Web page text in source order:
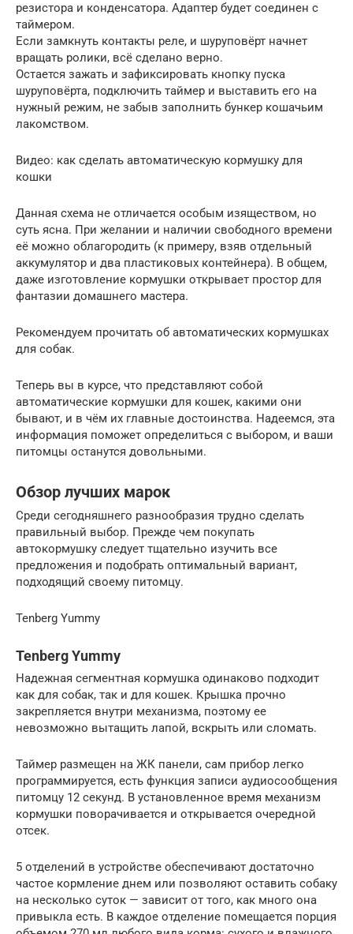
резистора и конденсатора. Адаптер будет соединен с
таймером.
Если замкнуть контакты реле, и шуруповёрт начнет
вращать ролики, всё сделано верно.
Остается зажать и зафиксировать кнопку пуска
шуруповёрта, подключить таймер и выставить его на
нужный режим, не забыв заполнить бункер кошачьим
лакомством.
Видео: как сделать автоматическую кормушку для
кошки
Данная схема не отличается особым изяществом, но
суть ясна. При желании и наличии свободного времени
её можно облагородить (к примеру, взяв отдельный
аккумулятор и два пластиковых контейнера). В общем,
даже изготовление кормушки открывает простор для
фантазии домашнего мастера.
Рекомендуем прочитать об автоматических кормушках
для собак.
Теперь вы в курсе, что представляют собой
автоматические кормушки для кошек, какими они
бывают, и в чём их главные достоинства. Надеемся, эта
информация поможет определиться с выбором, и ваши
питомцы останутся довольными.
Обзор лучших марок
Среди сегодняшнего разнообразия трудно сделать
правильный выбор. Прежде чем покупать
автокормушку следует тщательно изучить все
предложения и подобрать оптимальный вариант,
подходящий своему питомцу.
Tenberg Yummy
Tenberg Yummy
Надежная сегментная кормушка одинаково подходит
как для собак, так и для кошек. Крышка прочно
закрепляется внутри механизма, поэтому ее
невозможно вытащить лапой, вскрыть или сломать.
Таймер размещен на ЖК панели, сам прибор легко
программируется, есть функция записи аудиосообщения
питомцу 12 секунд. В установленное время механизм
кормушки поворачивается и открывается очередной
отсек.
5 отделений в устройстве обеспечивают достаточно
частое кормление днем или позволяют оставить собаку
на несколько суток — зависит от того, как много она
привыкла есть. В каждое отделение помещается порция